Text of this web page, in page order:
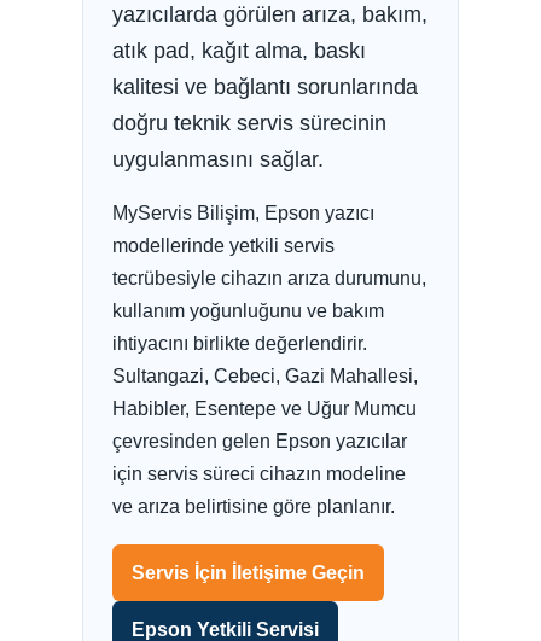
yazıcılarda görülen arıza, bakım,
atık pad, kağıt alma, baskı
kalitesi ve bağlantı sorunlarında
doğru teknik servis sürecinin
uygulanmasını sağlar.
MyServis Bilişim, Epson yazıcı
modellerinde yetkili servis
tecrübesiyle cihazın arıza durumunu,
kullanım yoğunluğunu ve bakım
ihtiyacını birlikte değerlendirir.
Sultangazi, Cebeci, Gazi Mahallesi,
Habibler, Esentepe ve Uğur Mumcu
çevresinden gelen Epson yazıcılar
için servis süreci cihazın modeline
ve arıza belirtisine göre planlanır.
Servis İçin İletişime Geçin
Epson Yetkili Servisi